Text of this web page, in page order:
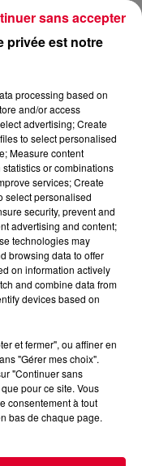
PHIL COLLINS
Jean-Baptiste
Jaden Bojsen
Crédit :
privée est notre
processing based on
and/or access
advertising; Create
to select personalised
Measure content
or combinations
services; Create
select personalised
security, prevent and
advertising and content;
technologies may
browsing data to offer
on information actively
and combine data from
devices based on
et fermer", ou affiner en
"Gérer mes choix".
"Continuer sans
pour ce site. Vous
consentement à tout
bas de chaque page.
sans accepter